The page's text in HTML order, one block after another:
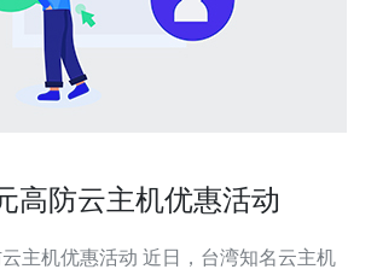
高防云主机优惠活动
动 近日，台湾知名云主机